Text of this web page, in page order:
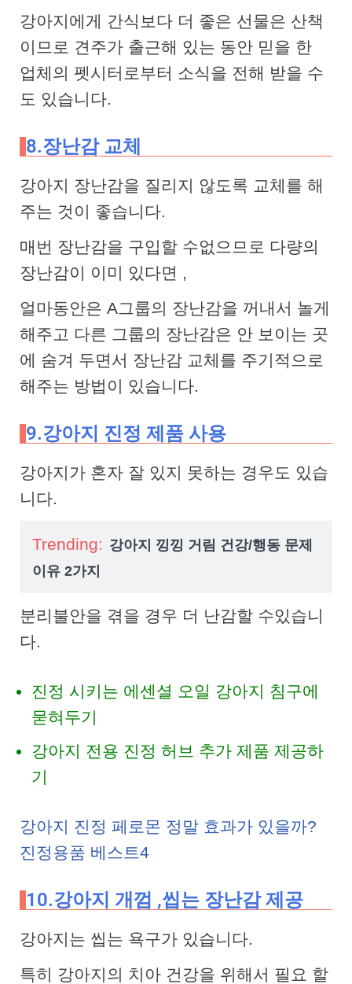
강아지에게 간식보다 더 좋은 선물은 산책
이므로 견주가 출근해 있는 동안 믿을 한
업체의 펫시터로부터 소식을 전해 받을 수
도 있습니다.
8.장난감 교체
강아지 장난감을 질리지 않도록 교체를 해
주는 것이 좋습니다.
매번 장난감을 구입할 수없으므로 다량의
장난감이 이미 있다면 ,
얼마동안은 A그룹의 장난감을 꺼내서 놀게
해주고 다른 그룹의 장난감은 안 보이는 곳
에 숨겨 두면서 장난감 교체를 주기적으로
해주는 방법이 있습니다.
9.강아지 진정 제품 사용
강아지가 혼자 잘 있지 못하는 경우도 있습
니다.
Trending: 강아지 낑낑 거림 건강/행동 문제
이유 2가지
분리불안을 겪을 경우 더 난감할 수있습니
다.
진정 시키는 에센셜 오일 강아지 침구에
묻혀두기
강아지 전용 진정 허브 추가 제품 제공하
기
강아지 진정 페로몬 정말 효과가 있을까?
진정용품 베스트4
10.강아지 개껌 ,씹는 장난감 제공
강아지는 씹는 욕구가 있습니다.
특히 강아지의 치아 건강을 위해서 필요 할